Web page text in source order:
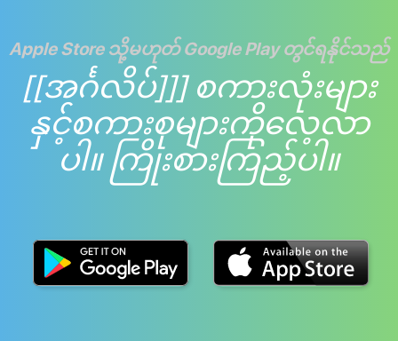
Apple Store သို့မဟုတ် Google Play တွင်ရနိုင်သည်
[[အင်္ဂလိပ်]]] စကားလုံးများ
နှင့်စကားစုများကိုလေ့လာ
ပါ။ ကြိုးစားကြည့်ပါ။